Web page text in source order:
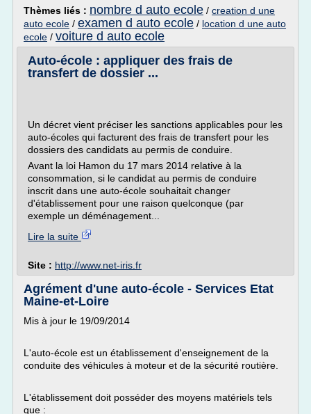
Thèmes liés : nombre d auto ecole / creation d une
auto ecole / examen d auto ecole / location d une auto
ecole / voiture d auto ecole
Auto-école : appliquer des frais de
transfert de dossier ...
Un décret vient préciser les sanctions applicables pour les
auto-écoles qui facturent des frais de transfert pour les
dossiers des candidats au permis de conduire.
Avant la loi Hamon du 17 mars 2014 relative à la
consommation, si le candidat au permis de conduire
inscrit dans une auto-école souhaitait changer
d'établissement pour une raison quelconque (par
exemple un déménagement...
Lire la suite
Site : http://www.net-iris.fr
Agrément d'une auto-école - Services Etat
Maine-et-Loire
Mis à jour le 19/09/2014
L'auto-école est un établissement d'enseignement de la
conduite des véhicules à moteur et de la sécurité routière.
L'établissement doit posséder des moyens matériels tels
que :